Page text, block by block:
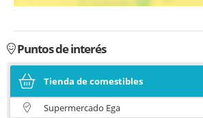
Puntos de interés
Tienda de comestibles
Supermercado Ega